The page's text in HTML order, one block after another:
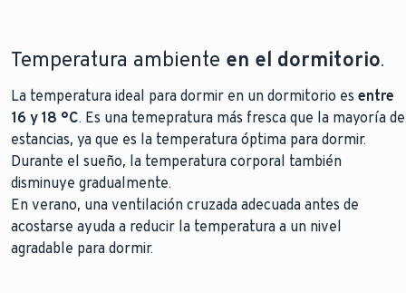
Temperatura ambiente en el dormitorio.
La temperatura ideal para dormir en un dormitorio es entre
16 y 18 °C. Es una temepratura más fresca que la mayoría de
estancias, ya que es la temperatura óptima para dormir.
Durante el sueño, la temperatura corporal también
disminuye gradualmente.
En verano, una ventilación cruzada adecuada antes de
acostarse ayuda a reducir la temperatura a un nivel
agradable para dormir.